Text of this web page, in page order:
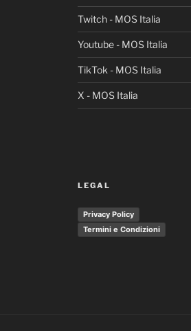
Twitch - MOS Italia
Youtube - MOS Italia
TikTok - MOS Italia
X - MOS Italia
LEGAL
Privacy Policy
Termini e Condizioni